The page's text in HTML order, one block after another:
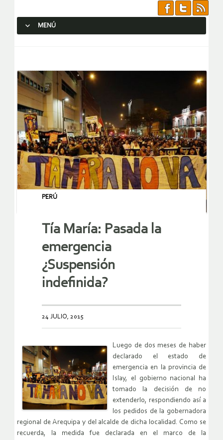
MENÚ
PERÚ
Tía María: Pasada la
emergencia
¿Suspensión
indefinida?
24 JULIO, 2015
Luego de dos meses de haber
declarado el estado de
emergencia en la provincia de
Islay, el gobierno nacional ha
tomado la decisión de no
extenderlo, respondiendo así a
los pedidos de la gobernadora
regional de Arequipa y del alcalde de dicha localidad. Como se
recuerda, la medida fue declarada en el marco de la